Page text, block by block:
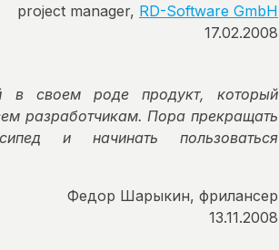
project manager, RD-Software GmbH
17.02.2008
в своем роде продукт, который
разработчикам. Пора прекращать
и начинать пользоваться
Федор Шарыкин, фрилансер
13.11.2008